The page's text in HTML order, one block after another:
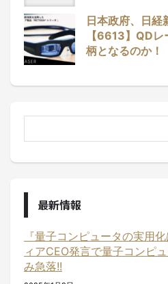
日本政府、日経
【6613】QD
柄となるのか！
最新情報
『量子コンピュータの実用
ィアCEO発言で量子コンピ
み急落!!